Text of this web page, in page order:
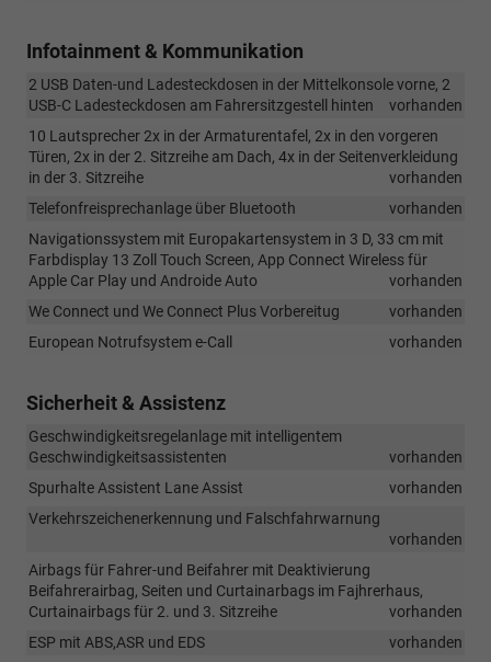
Infotainment & Kommunikation
2 USB Daten-und Ladesteckdosen in der Mittelkonsole vorne, 2
USB-C Ladesteckdosen am Fahrersitzgestell hinten
vorhanden
10 Lautsprecher 2x in der Armaturentafel, 2x in den vorgeren
Türen, 2x in der 2. Sitzreihe am Dach, 4x in der Seitenverkleidung
in der 3. Sitzreihe
vorhanden
Telefonfreisprechanlage über Bluetooth
vorhanden
Navigationssystem mit Europakartensystem in 3 D, 33 cm mit
Farbdisplay 13 Zoll Touch Screen, App Connect Wireless für
Apple Car Play und Androide Auto
vorhanden
We Connect und We Connect Plus Vorbereitug
vorhanden
European Notrufsystem e-Call
vorhanden
Sicherheit & Assistenz
Geschwindigkeitsregelanlage mit intelligentem
Geschwindigkeitsassistenten
vorhanden
Spurhalte Assistent Lane Assist
vorhanden
Verkehrszeichenerkennung und Falschfahrwarnung
vorhanden
Airbags für Fahrer-und Beifahrer mit Deaktivierung
Beifahrerairbag, Seiten und Curtainarbags im Fajhrerhaus,
Curtainairbags für 2. und 3. Sitzreihe
vorhanden
ESP mit ABS,ASR und EDS
vorhanden